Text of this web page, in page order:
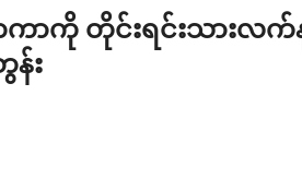
တကာကို တိုင်းရင်းသားလ
း